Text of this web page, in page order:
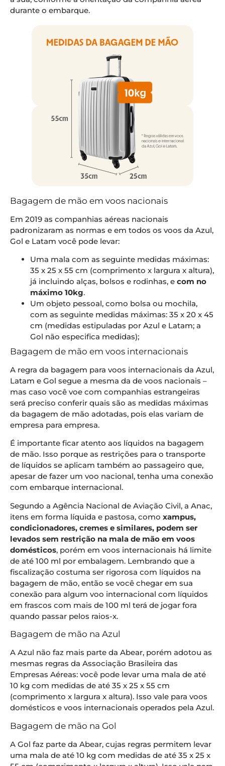
durante o embarque.
Bagagem de mão em voos nacionais
Em 2019 as companhias aéreas nacionais
padronizaram as normas e em todos os voos da Azul,
Gol e Latam você pode levar:
Uma mala com as seguinte medidas máximas:
35 x 25 x 55 cm (comprimento x largura x altura),
já incluindo alças, bolsos e rodinhas, e com no
máximo 10kg.
Um objeto pessoal, como bolsa ou mochila,
com as seguinte medidas máximas: 35 x 20 x 45
cm (medidas estipuladas por Azul e Latam; a
Gol não especifica medidas);
Bagagem de mão em voos internacionais
A regra da bagagem para voos internacionais da Azul,
Latam e Gol segue a mesma da de voos nacionais –
mas caso você voe com companhias estrangeiras
será preciso conferir quais são as medidas máximas
da bagagem de mão adotadas, pois elas variam de
empresa para empresa.
É importante ficar atento aos líquidos na bagagem
de mão. Isso porque as restrições para o transporte
de líquidos se aplicam também ao passageiro que,
apesar de fazer um voo nacional, tenha uma conexão
com embarque internacional.
Segundo a Agência Nacional de Aviação Civil, a Anac,
itens em forma líquida e pastosa, como xampus,
condicionadores, cremes e similares, podem ser
levados sem restrição na mala de mão em voos
domésticos, porém em voos internacionais há limite
de até 100 ml por embalagem. Lembrando que a
fiscalização costuma ser rigorosa com líquidos na
bagagem de mão, então se você chegar em sua
conexão para algum voo internacional com líquidos
em frascos com mais de 100 ml terá de jogar fora
quando passar pelos raios-x.
Bagagem de mão na Azul
A Azul não faz mais parte da Abear, porém adotou as
mesmas regras da Associação Brasileira das
Empresas Aéreas: você pode levar uma mala de até
10 kg com medidas de até 35 x 25 x 55 cm
(comprimento x largura x altura). Isso vale para voos
domésticos e voos internacionais operados pela Azul.
Bagagem de mão na Gol
A Gol faz parte da Abear, cujas regras permitem levar
uma mala de até 10 kg com medidas de até 35 x 25 x